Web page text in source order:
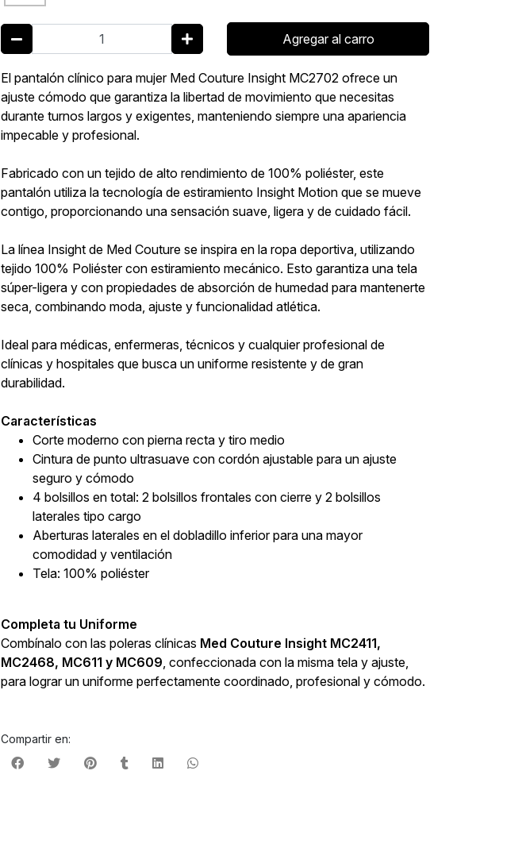
Agregar al carro
El pantalón clínico para mujer Med Couture Insight MC2702 ofrece un
ajuste cómodo que garantiza la libertad de movimiento que necesitas
durante turnos largos y exigentes, manteniendo siempre una apariencia
impecable y profesional.
Fabricado con un tejido de alto rendimiento de 100% poliéster, este
pantalón utiliza la tecnología de estiramiento Insight Motion que se mueve
contigo, proporcionando una sensación suave, ligera y de cuidado fácil.
La línea Insight de Med Couture se inspira en la ropa deportiva, utilizando
tejido 100% Poliéster con estiramiento mecánico. Esto garantiza una tela
súper-ligera y con propiedades de absorción de humedad para mantenerte
seca, combinando moda, ajuste y funcionalidad atlética.
Ideal para médicas, enfermeras, técnicos y cualquier profesional de
clínicas y hospitales que busca un uniforme resistente y de gran
durabilidad.
Características
Corte moderno con pierna recta y tiro medio
Cintura de punto ultrasuave con cordón ajustable para un ajuste
seguro y cómodo
4 bolsillos en total: 2 bolsillos frontales con cierre y 2 bolsillos
laterales tipo cargo
Aberturas laterales en el dobladillo inferior para una mayor
comodidad y ventilación
Tela: 100% poliéster
Completa tu Uniforme
Combínalo con las poleras clínicas Med Couture Insight MC2411,
MC2468, MC611 y MC609 , confeccionada con la misma tela y ajuste,
para lograr un uniforme perfectamente coordinado, profesional y cómodo.
Compartir en: